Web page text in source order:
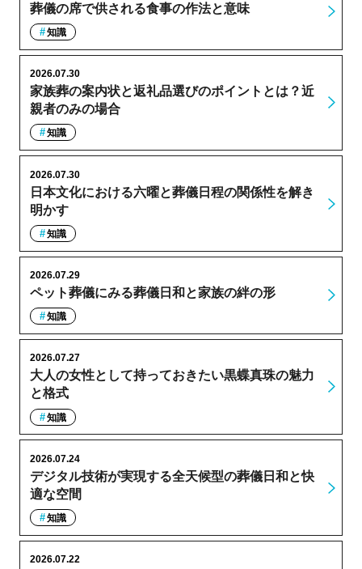
葬儀の席で供される食事の作法と意味
知識
家族葬の案内状と返礼品選びのポイントとは？近
親者のみの場合
2026.07.30
知識
日本文化における六曜と葬儀日程の関係性を解き
明かす
2026.07.30
知識
ペット葬儀にみる葬儀日和と家族の絆の形
2026.07.29
知識
大人の女性として持っておきたい黒蝶真珠の魅力
と格式
2026.07.27
知識
デジタル技術が実現する全天候型の葬儀日和と快
適な空間
2026.07.24
知識
2026.07.22